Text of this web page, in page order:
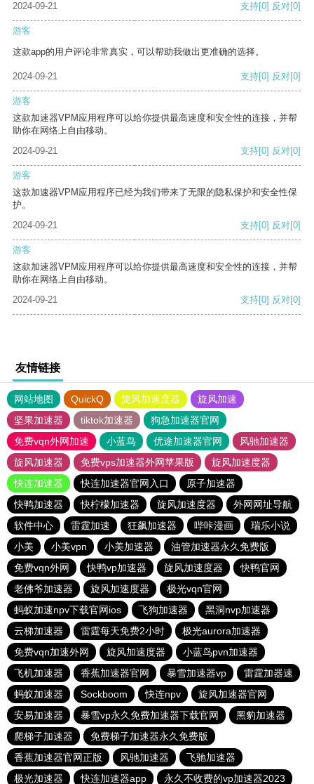
2024-09-21
支持[0] 反对[0]
游客
这款app的用户评论非常真实，可以帮助我做出更准确的选择。
2024-09-21 支持[0] 反对[0]
游客
这款加速器VPM应用程序可以给你提供最高速度和安全性的连接，并帮
助你在网络上自由移动。
2024-09-21
支持[0] 反对[0]
游客
这款加速器VPM应用程序已经为我们带来了无限的隐私保护和安全性保
护。
2024-09-21
支持[0] 反对[0]
游客
这款加速器VPM应用程序可以给你提供最高速度和安全性的连接，并帮
助你在网络上自由移动。
2024-09-21
支持[0] 反对[0]
友情链接
网站地图 QuickQ 旋风加速度器
旋风加速
坚果加速器
tiktok加速器
狗急加速器官网
免费vqn外网加速
小蓝鸟 优途加速器官网
风驰加速器
旋风加速器
免费vps加速器外网苹果版
旋风加速度器
快连加速器
快连加速器官网入口
原子加速器
快鸭加速器
快柠檬加速器 旋风加速度器
外网网址导航
软件中心
雷霆加速 狂飙加速器 哔咔漫画
瑞乐小说
小美
小美vpn 小美加速器
油管加速器永久免费版
免费vqn外网
快鸭vp加速器 旋风加速度器
快鸭官网
老佛爷加速器
旋风加速度器
极光vqn官网
蚂蚁加速npv下载官网ios
飞狗加速器
黑洞nvp加速器
云梯加速器
雷霆每天免费2小时
极光aurora加速器
免费vqn加速外网
旋风加速度器
小蓝鸟pvn加速器
飞机加速器
香蕉加速器官网 暴雪加速器vp
雷霆加器速
蚂蚁加速器
Sockboom 快连npv
旋风加速器官网
安易加速器
暴雪vp永久免费加速器下载官网
黑豹加速器
爬梯子加速器
免费梯子加速器永久免费版
香蕉加速器官网正版
风驰加速器
飞驰加速器
极光加速器
快连加速器app 永久不收费的vp加速器2023